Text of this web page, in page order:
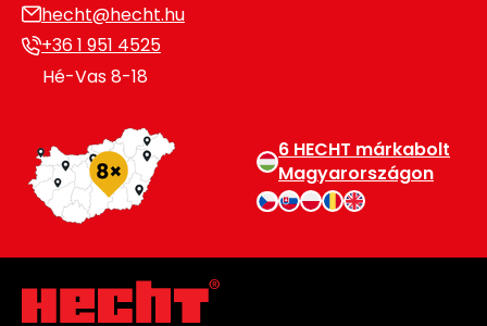
hecht@hecht.hu
+36 1 951 4525
Hé-Vas 8-18
6 HECHT márkabolt
Magyarországon